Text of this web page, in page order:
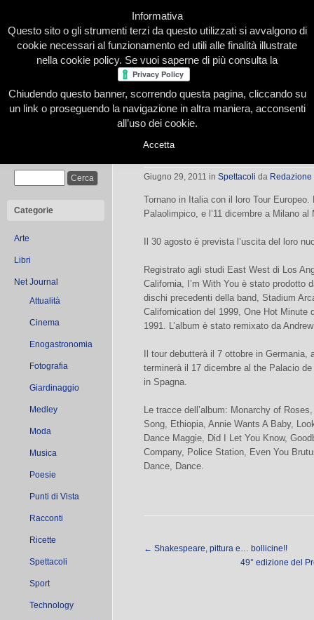
Home Presentazione Redazione Le nostre firme
Categorie
Arte
Libri
Net Journal
Attualità
Cinema
Enogastronomia
Fotografia
Giardinaggio
Medley
Moda
Musica
Poesie
Punti di Vista
Racconti
Ricette
Spettacoli
Sport
Technology
Red Hot Chili Peppers a Torino
Giugno 29, 2011 in Spettacoli da Redazione
Tornano in Italia con il loro Tour
Palaolimpico, e l’11 dicembre a Milano al
Il 30 agosto è prevista l’uscita del loro
Registrato agli studi East West di Los
California, I’m With You è stato prodotto
dischi precedenti della band, Stadium
Californication del 1999, One Hot Minute
1991. L’album è stato remixato da
Il tour debutterà il 7 ottobre in
terminerà il 17 dicembre al the Palacio
in Spagna.
Le tracce dell’album: Monarchy of
Song, Ethiopia, Annie Wants A Baby,
Dance Maggie, Did I Let You Know,
Company, Police Station, Even You
Dance, Dance.
← Shakespeare, pittura e… bollicine!!
49° edizione del
Informativa
Questo sito o gli strumenti terzi da questo utilizzati si avvalgono di
cookie necessari al funzionamento ed utili alle finalità illustrate
nella cookie policy. Se vuoi saperne di più consulta la
Chiudendo questo banner, scorrendo questa pagina, cliccando su
un link o proseguendo la navigazione in altra maniera, acconsenti
all’uso dei cookie.
Accetta